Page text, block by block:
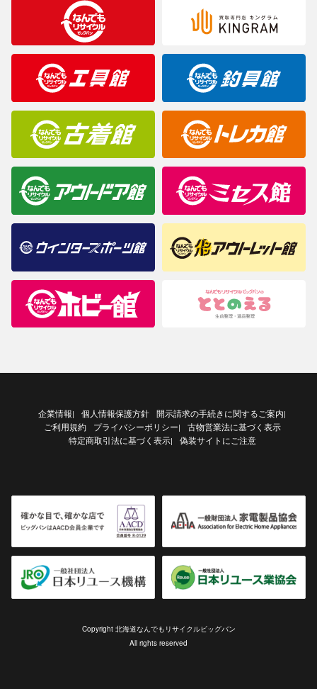
合がございますのでご了承ください。
※表記したカラー名は、当社が判断した名称を掲載しています。
製造元が定めたカラー名と異なることもあります。色調などご不
明なことがありましたらご購入前にお問い合わせください。
商品について
企業情報| 個人情報保護方針 開示請求の手続きに関するご案内|
ご利用規約 プライバシーポリシー|
古物営業法に基づく表示
特定商取引法に基づく表示| 偽装サイトにご注意
Copyright 北海道なんでもリサイクルビッグバン
All rights reserved